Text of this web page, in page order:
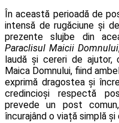
În această perioadă de
intensă de rugăciune și
prezente slujbe din
Paraclisul Maicii Domnului
laudă și cereri de
Maica Domnului, fiind
exprimă dragostea și
credincioși respectă
prevede un post
încurajând o viață simplă și